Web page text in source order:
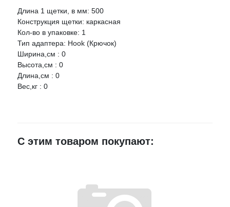
Длина 1 щетки, в мм: 500
Конструкция щетки: каркасная
Кол-во в упаковке: 1
Тип адаптера: Hook (Крючок)
Ширина,см : 0
Высота,см : 0
Длина,см : 0
Вес,кг : 0
НАЛИЧИЕ СРОК
BOSCH Щетка стеклоочистителя 500 мм Bosch ECO
Артикул: 3397004670
1 шт.
Рябцевой
465 руб.
Оцените товар:
Ваше имя
E-mail
С этим товаром покупают: